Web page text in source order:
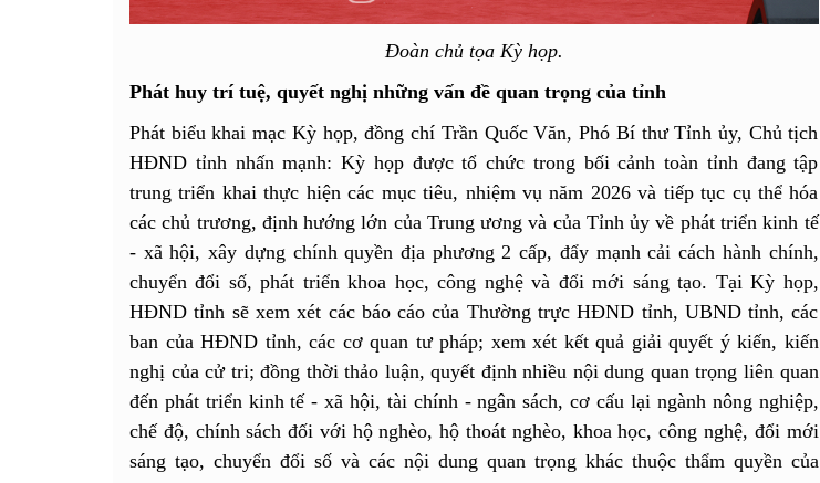
Đoàn chủ tọa Kỳ họp.
Phát huy trí tuệ, quyết nghị những vấn đề quan trọng của tỉnh
Phát biểu khai mạc Kỳ họp, đồng chí Trần Quốc Văn, Phó Bí thư Tỉnh ủy, Chủ tịch
HĐND tỉnh nhấn mạnh: Kỳ họp được tổ chức trong bối cảnh toàn tỉnh đang tập
trung triển khai thực hiện các mục tiêu, nhiệm vụ năm 2026 và tiếp tục cụ thể hóa
các chủ trương, định hướng lớn của Trung ương và của Tỉnh ủy về phát triển kinh tế
- xã hội, xây dựng chính quyền địa phương 2 cấp, đẩy mạnh cải cách hành chính,
chuyển đổi số, phát triển khoa học, công nghệ và đổi mới sáng tạo. Tại Kỳ họp,
HĐND tỉnh sẽ xem xét các báo cáo của Thường trực HĐND tỉnh, UBND tỉnh, các
ban của HĐND tỉnh, các cơ quan tư pháp; xem xét kết quả giải quyết ý kiến, kiến
nghị của cử tri; đồng thời thảo luận, quyết định nhiều nội dung quan trọng liên quan
đến phát triển kinh tế - xã hội, tài chính - ngân sách, cơ cấu lại ngành nông nghiệp,
chế độ, chính sách đối với hộ nghèo, hộ thoát nghèo, khoa học, công nghệ, đổi mới
sáng tạo, chuyển đổi số và các nội dung quan trọng khác thuộc thẩm quyền của